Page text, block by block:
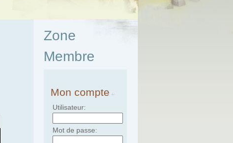
Zone
Membre
Mon compte
Utilisateur:
Mot de passe: